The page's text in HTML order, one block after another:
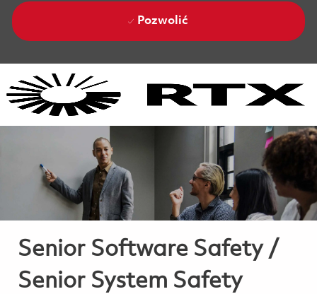
Pozwolić
Senior Software Safety /
Senior System Safety